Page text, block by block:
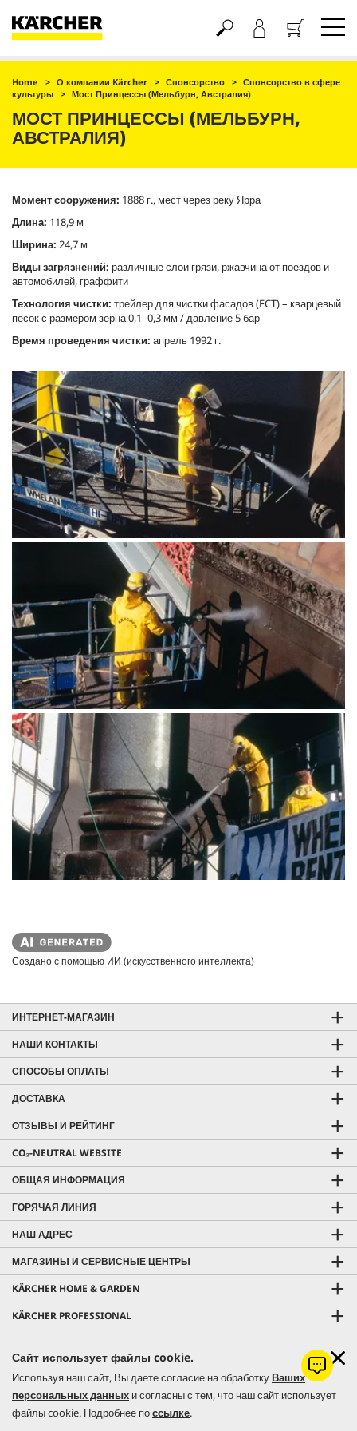
Сайт использует файлы cookie.
Используя наш сайт, Вы даете согласие на обработкуВаших
персональных данных и согласны с тем, что наш сайт использует
файлы cookie. Подробнее поссылке.
Корзина
Home О компании Kärcher Спонсорство
Спонсорство в сфере
культуры
Мост Принцессы (Мельбурн, Австралия)
МОСТ ПРИНЦЕССЫ (МЕЛЬБУРН,
АВСТРАЛИЯ)
Момент сооружения: 1888 г., мест через реку Ярра
Длина: 118,9 м
Ширина: 24,7 м
Виды загрязнений: различные слои грязи, ржавчина от поездов и
автомобилей, граффити
Технология чистки: трейлер для чистки фасадов (FCT) – кварцевый
песок с размером зерна 0,1–0,3 мм / давление 5 бар
Время проведения чистки: апрель 1992 г.
Создано с помощью ИИ (искусственного интеллекта)
ИНТЕРНЕТ-МАГАЗИН
НАШИ КОНТАКТЫ
СПОСОБЫ ОПЛАТЫ
ДОСТАВКА
ОТЗЫВЫ И РЕЙТИНГ
CO₂-NEUTRAL WEBSITE
ОБЩАЯ ИНФОРМАЦИЯ
ГОРЯЧАЯ ЛИНИЯ
НАШ АДРЕС
МАГАЗИНЫ И СЕРВИСНЫЕ ЦЕНТРЫ
KÄRCHER HOME & GARDEN
KÄRCHER PROFESSIONAL
© 2026 Керхер Украина | Kärcher Ukraine - официальное
представительство немецкого концерна Alfred Kärcher SE & Co. KG в